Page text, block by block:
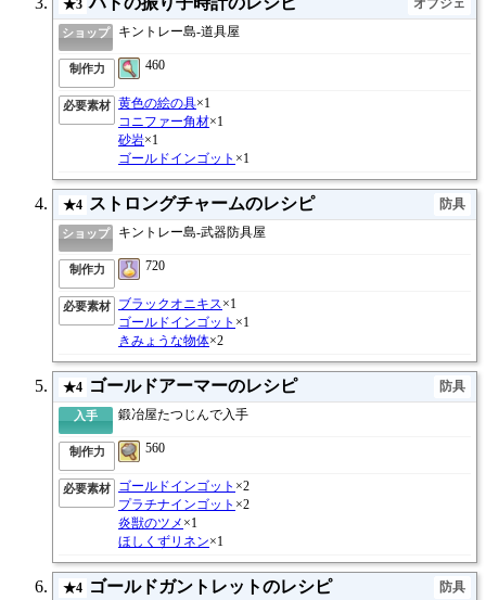
★3 オブジェ
ショップ キントレー島-道具屋
制作力 460
必要素材 黄色の絵の具×1
コニファー角材×1
砂岩×1
ゴールドインゴット ×1
★4 ストロングチャームのレシピ 防具
ショップ キントレー島-武器防具屋
制作力 720
必要素材 ブラックオニキス×1
ゴールドインゴット ×1
きみょうな物体×2
★4 ゴールドアーマーのレシピ 防具
入手 鍛冶屋たつじんで入手
制作力 560
必要素材 ゴールドインゴット ×2
プラチナインゴット ×2
炎獣のツメ ×1
ほしくずリネン×1
★4 ゴールドガントレットのレシピ 防具